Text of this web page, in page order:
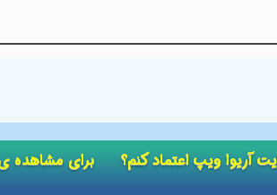
آریوا ویپ اعتماد کنم؟ برای